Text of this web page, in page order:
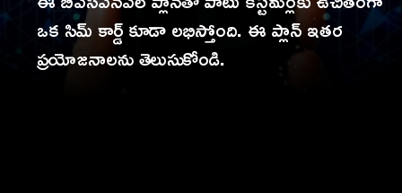
ఒక సిమ్ కార్డ్ కూడా లభిస్తోంది. ఈ ప్లాన్ ఇతర
ప్రయోజనాలను తెలుసుకోండి.